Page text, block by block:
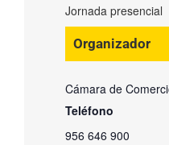
Jornada presencial
Organizador
Cámara de
Teléfono
956 646 900